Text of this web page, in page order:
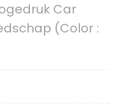
Car
(Color :